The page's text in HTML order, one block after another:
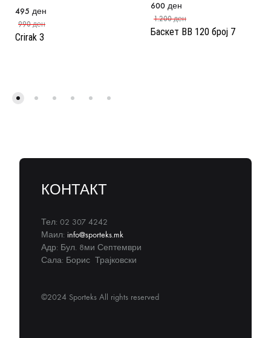
Crirak 3
495 ден
990ден
Баскет BB 120 број 7
600 ден
1.200ден
КОНТАКТ
Тел: 02 307 4242
Маил: info@sporteks.mk
Адр: Бул. 8ми Септември
Сала: Борис Трајковски
©2024 Sporteks All rights reserved